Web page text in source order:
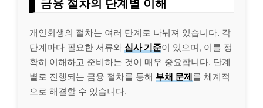
금융 절차의 단계별 이해
개인회생의 절차는 여러 단계로 나눠져 있습니다. 각
단계마다 필요한 서류와 심사 기준이 있으며, 이를 정
확히 이해하고 준비하는 것이 매우 중요합니다. 단계
별로 진행되는 금융 절차를 통해 부채 문제를 체계적
으로 해결할 수 있습니다.